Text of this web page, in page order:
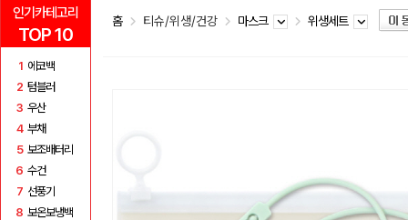
인기카테고리
TOP 10
1 에코백
2 텀블러
3 우산
4 부채
5 보조배터리
6 수건
7 선풍기
8 보온보냉백
홈 티슈/위생/건강 마스크 위생세트